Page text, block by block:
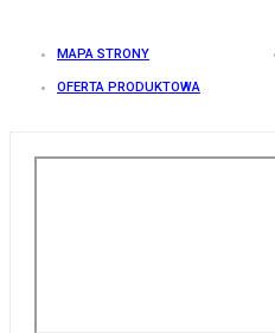
MAPA STRONY
OFERTA PRODUKTOWA